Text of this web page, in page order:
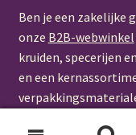
Ben je een zakelijke
onze B2B-webwinkel
kruiden, specerijen
en een